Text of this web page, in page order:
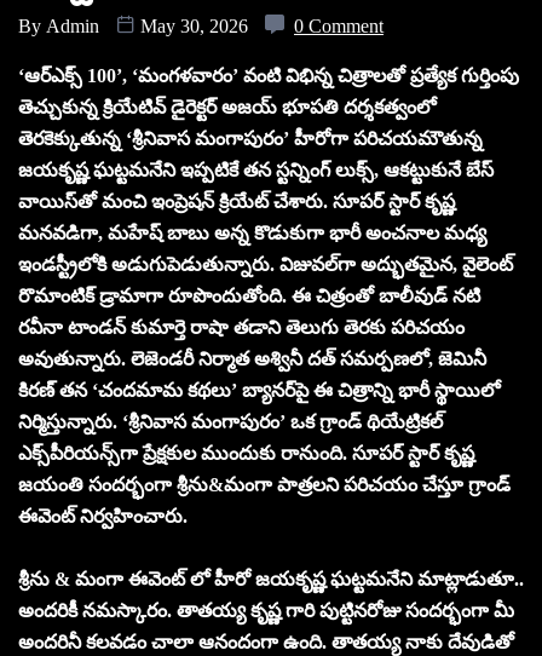
By Admin May 30, 2026 0 Comment
‘ఆర్ఎక్స్ 100’, ‘మంగళవారం’ వంటి విభిన్న చిత్రాలతో ప్రత్యేక గుర్తింపు
తెచ్చుకున్న క్రియేటివ్ డైరెక్టర్ అజయ్ భూపతి దర్శకత్వంలో
తెరకెక్కుతున్న ‘శ్రీనివాస మంగాపురం’ హీరోగా పరిచయమౌతున్న
జయకృష్ణ ఘట్టమనేని ఇప్పటికే తన స్టన్నింగ్ లుక్స్, ఆకట్టుకునే బేస్
వాయిస్‌తో మంచి ఇంప్రెషన్ క్రియేట్ చేశారు. సూపర్ స్టార్ కృష్ణ
మనవడిగా, మహేష్ బాబు అన్న కొడుకుగా భారీ అంచనాల మధ్య
ఇండస్ట్రీలోకి అడుగుపెడుతున్నారు. విజువల్‌గా అద్భుతమైన, వైలెంట్
రొమాంటిక్ డ్రామాగా రూపొందుతోంది. ఈ చిత్రంతో బాలీవుడ్ నటి
రవీనా టాండన్ కుమార్తె రాషా తడాని తెలుగు తెరకు పరిచయం
అవుతున్నారు. లెజెండరీ నిర్మాత అశ్వినీ దత్ సమర్పణలో, జెమినీ
కిరణ్ తన ‘చందమామ కథలు’ బ్యానర్‌పై ఈ చిత్రాన్ని భారీ స్థాయిలో
నిర్మిస్తున్నారు. ‘శ్రీనివాస మంగాపురం’ ఒక గ్రాండ్ థియేట్రికల్
ఎక్స్‌పీరియన్స్‌గా ప్రేక్షకుల ముందుకు రానుంది. సూపర్ స్టార్ కృష్ణ
జయంతి సందర్భంగా శ్రీను&మంగా పాత్రలని పరిచయం చేస్తూ గ్రాండ్
ఈవెంట్ నిర్వహించారు.
శ్రీను & మంగా ఈవెంట్ లో హీరో జయకృష్ణ ఘట్టమనేని మాట్లాడుతూ..
అందరికీ నమస్కారం. తాతయ్య కృష్ణ గారి పుట్టినరోజు సందర్భంగా మీ
అందరినీ కలవడం చాలా ఆనందంగా ఉంది. తాతయ్య నాకు దేవుడితో